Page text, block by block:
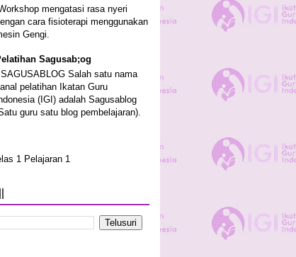
mengatasi rasa nyeri
cara fisioterapi menggunakan
Gengi.
Sagusab;og
SAGUSABLOG Salah satu nama
pelatihan Ikatan Guru
(IGI) adalah Sagusablog
guru satu blog pembelajaran).
1 Pelajaran 1